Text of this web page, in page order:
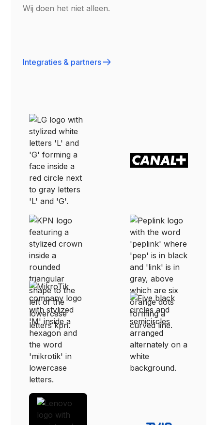
Wij doen het niet alleen.
Integraties & partners